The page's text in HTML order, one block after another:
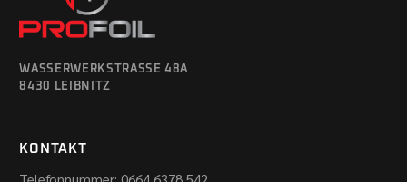
WASSERWERKSTRASSE 48A
8430 LEIBNITZ
KONTAKT